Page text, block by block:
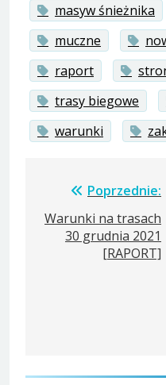
masyw śnieżnika
muczne
raport
trasy biegowe
warunki
Nawigacja
wpisu
Poprzednie:
Warunki na trasach
30 grudnia 2021
[RAPORT]